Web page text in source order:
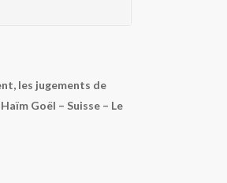
les jugements de
Goël – Suisse – Le